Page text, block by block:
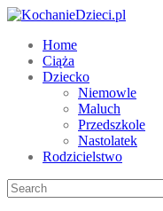
Home
Ciąża
Dziecko
Niemowle
Maluch
Przedszkole
Nastolatek
Rodzicielstwo